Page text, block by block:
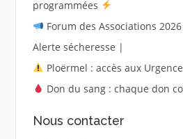
programmées
Forum des Associations
Alerte sécheresse |
Ploërmel : accès aux
Don du sang : chaque don
Nous contacter